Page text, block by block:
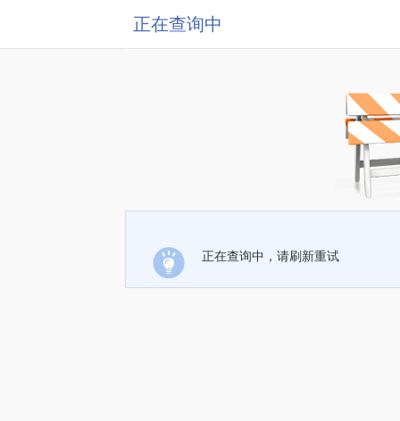
正在查询中
正在查询中，请刷新重试